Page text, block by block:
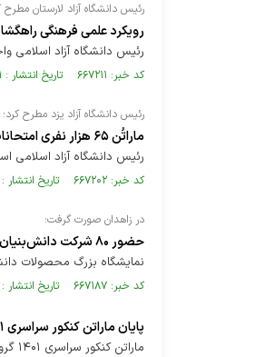
رئیس دانشگاه آزاد لارستان مطرح
رویکرد علمی فرهنگی
رئیس دانشگاه آزاد اسلامی
کد خبر: ۶۶۷۲۱۱ تاریخ انتشار : ۱۴۰۱/۰۴/۱۱
رئیس دانشگاه آزاد یزد مطرح کرد؛
ماراتُن ۶۵ هزار نفری امتحانات حضوری در یزد
رئیس دانشگاه آزاد اسلامی استان
کد خبر: ۶۶۷۲۰۲ تاریخ انتشار : ۱۴۰۱/۰۴/۱۱
در زاهدان صورت گرفت؛
حضور ۸۰ شرکت دانش‌بنیان در نمایشگاه محصولات دانش‌بنیان، فناور و خلّاق
نمایشگاه بزرگ محصولات دانش‌بنیان، فناور و خلّاق با حضور
کد خبر: ۶۶۷۱۸۷ تاریخ انتشار : ۱۴۰۱/۰۴/۱۱
پایان ماراتن کنکور سراسری ۱۴۰۱